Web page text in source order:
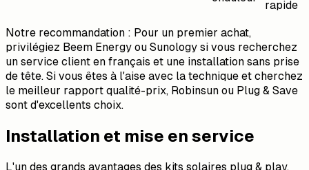
rapide
Notre recommandation : Pour un premier achat,
privilégiez Beem Energy ou Sunology si vous recherchez
un service client en français et une installation sans prise
de tête. Si vous êtes à l'aise avec la technique et cherchez
le meilleur rapport qualité-prix, Robinsun ou Plug & Save
sont d'excellents choix.
Installation et mise en service
L'un des grands avantages des kits solaires plug & play,